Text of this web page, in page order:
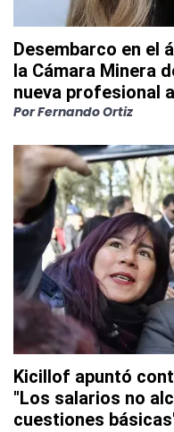
Desembarco en el
la Cámara Minera
nueva profesional
PorFernando Ortiz
Kicillof apuntó
"Los salarios no
cuestiones